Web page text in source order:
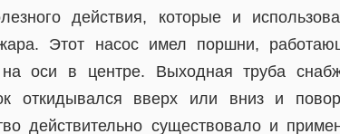
действия, которые и
Этот насос имел поршни,
на оси в центре. Выходная труба
откидывался вверх или вниз и
действительно существовало и